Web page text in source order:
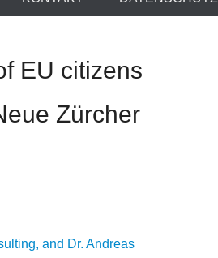
EU citizens
Zürcher
and Dr. Andreas